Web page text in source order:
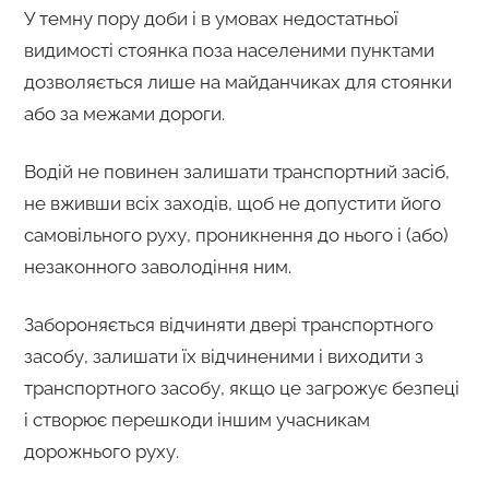
У темну пору доби і в умовах недостатньої
видимості стоянка поза населеними пунктами
дозволяється лише на майданчиках для стоянки
або за межами дороги.
Водій не повинен залишати транспортний засіб,
не вживши всіх заходів, щоб не допустити його
самовільного руху, проникнення до нього і (або)
незаконного заволодіння ним.
Забороняється відчиняти двері транспортного
засобу, залишати їх відчиненими і виходити з
транспортного засобу, якщо це загрожує безпеці
і створює перешкоди іншим учасникам
дорожнього руху.